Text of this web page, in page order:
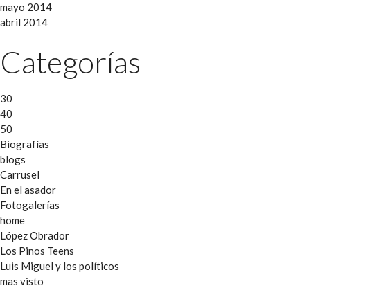
mayo 2014
abril 2014
Categorías
30
40
50
Biografías
blogs
Carrusel
En el asador
Fotogalerías
home
López Obrador
Los Pinos Teens
Luis Miguel y los políticos
mas visto